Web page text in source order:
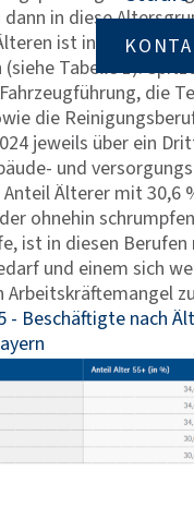
in diese
ist in den Berufen
Tabelle 1).
die
die
jeweils über ein
und
Älterer mit 30,6
ohnehin
ist in diesen
und einem sich
Arbeitskräftemangel
- Beschäftigte nach